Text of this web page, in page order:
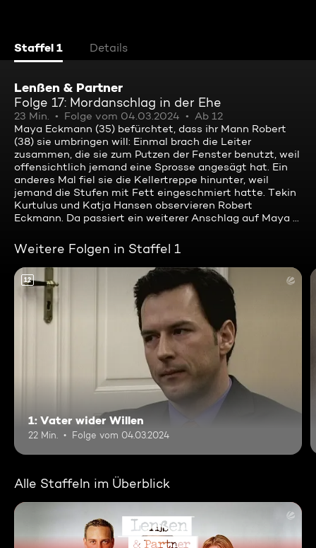
Staffel 1 Details
Lenßen & Partner
Folge 17: Mordanschlag in der Ehe
23 Min. Folge vom 04.03.2024
Ab 12
Maya Eckmann (35) befürchtet, dass ihr Mann Robert
(38) sie umbringen will: Einmal brach die Leiter
zusammen, die sie zum Putzen der Fenster benutzt, weil
offensichtlich jemand eine Sprosse angesägt hat. Ein
anderes Mal fiel sie die Kellertreppe hinunter, weil
jemand die Stufen mit Fett eingeschmiert hatte. Tekin
Kurtulus und Katja Hansen observieren Robert
Eckmann. Da passiert ein weiterer Anschlag auf Maya ...
Weitere Folgen in Staffel 1
12
1: Vater wider Willen
22 Min. Folge vom 04.03.2024
Alle Staffeln im Überblick